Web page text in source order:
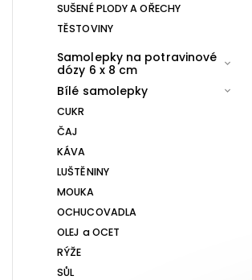
SUŠENÉ PLODY A OŘECHY
TĚSTOVINY
Samolepky na potravinové
dózy 6 x 8 cm
Bílé samolepky
CUKR
ČAJ
KÁVA
LUŠTĚNINY
MOUKA
OCHUCOVADLA
OLEJ a OCET
RÝŽE
SŮL